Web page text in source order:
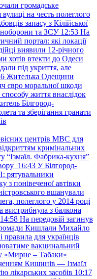
громадське
на честь полеглого
запасу з Кілійської
та ЗСУ 12:53 На
портал: які локації
виявили 12-річного
хотів втекти до Одеси
під укриття, але
Жителька Одещини
євро моральної шкоди
життя внаслідок
Білгород-
та зберігання гранати
центрів МВС для
кримінальних
“Ізмаїл. Фабрика-кухня”
16:43 У Білгород-
рятувальники
з понівеченої автівки
вшанували
полеглого у 2014 році
вистрибнула з балкона
14:58 На передовій загинув
Кишлали Михайло
для українців
вакцинальний
«Мирне – Табаки»
Кишинів — Ізмаїл
лікарських засобів 10:17